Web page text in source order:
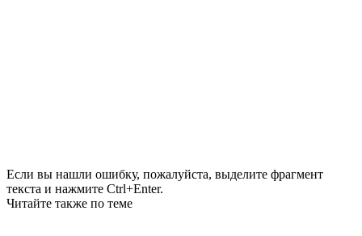
Если вы нашли ошибку, пожалуйста, выделите фрагмент
текста и нажмите Ctrl+Enter.
Читайте также по теме